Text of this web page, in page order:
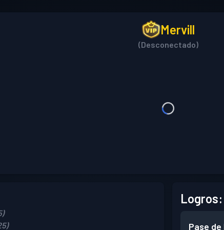
Mervill
(Desconectado)
Logros:
Pase